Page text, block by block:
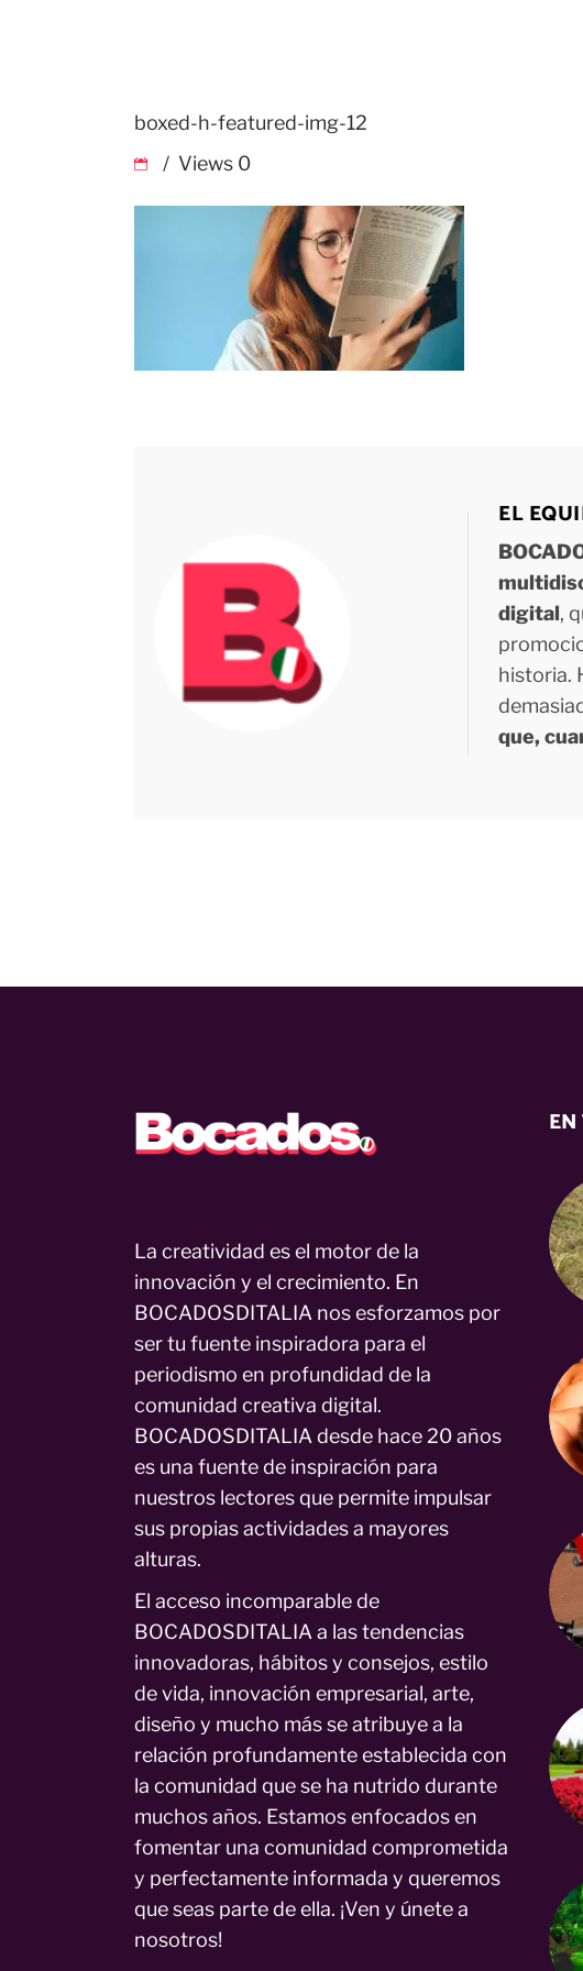
boxed-h-featured-img-12
Views 0
EL
digital,
historia.
que,
La creatividad es el motor de la
innovación y el crecimiento. En
BOCADOSDITALIA nos esforzamos por
ser tu fuente inspiradora para el
periodismo en profundidad de la
comunidad creativa digital.
BOCADOSDITALIA desde hace 20 años
es una fuente de inspiración para
nuestros lectores que permite impulsar
sus propias actividades a mayores
alturas.
El acceso incomparable de
BOCADOSDITALIA a las tendencias
innovadoras, hábitos y consejos, estilo
de vida, innovación empresarial, arte,
diseño y mucho más se atribuye a la
relación profundamente establecida con
la comunidad que se ha nutrido durante
muchos años. Estamos enfocados en
fomentar una comunidad comprometida
y perfectamente informada y queremos
que seas parte de ella. ¡Ven y únete a
nosotros!